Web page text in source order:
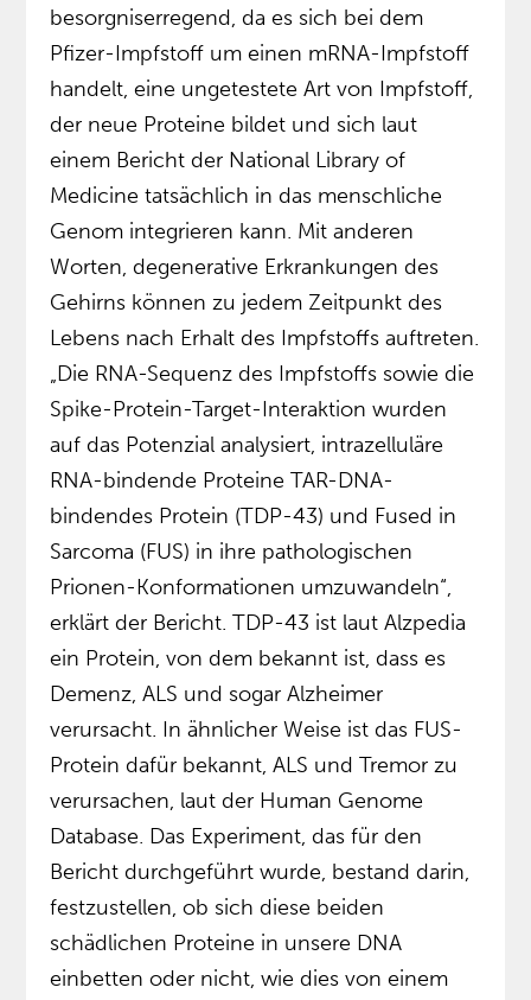
besorgniserregend, da es sich bei dem
Pfizer-Impfstoff um einen mRNA-Impfstoff
handelt, eine ungetestete Art von Impfstoff,
der neue Proteine bildet und sich laut
einem Bericht der National Library of
Medicine tatsächlich in das menschliche
Genom integrieren kann. Mit anderen
Worten, degenerative Erkrankungen des
Gehirns können zu jedem Zeitpunkt des
Lebens nach Erhalt des Impfstoffs auftreten.
„Die RNA-Sequenz des Impfstoffs sowie die
Spike-Protein-Target-Interaktion wurden
auf das Potenzial analysiert, intrazelluläre
RNA-bindende Proteine TAR-DNA-
bindendes Protein (TDP-43) und Fused in
Sarcoma (FUS) in ihre pathologischen
Prionen-Konformationen umzuwandeln“,
erklärt der Bericht. TDP-43 ist laut Alzpedia
ein Protein, von dem bekannt ist, dass es
Demenz, ALS und sogar Alzheimer
verursacht. In ähnlicher Weise ist das FUS-
Protein dafür bekannt, ALS und Tremor zu
verursachen, laut der Human Genome
Database. Das Experiment, das für den
Bericht durchgeführt wurde, bestand darin,
festzustellen, ob sich diese beiden
schädlichen Proteine in unsere DNA
einbetten oder nicht, wie dies von einem